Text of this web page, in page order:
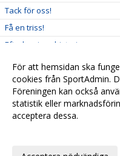
Tack för oss!
Få en triss!
Efterlysning - historia
Ridskolestart
Ystad Saltsjöbads champions
inställningar
För att hemsidan ska
cookies från SportAdmin.
Föreningen kan också
statistik eller
acceptera dessa.